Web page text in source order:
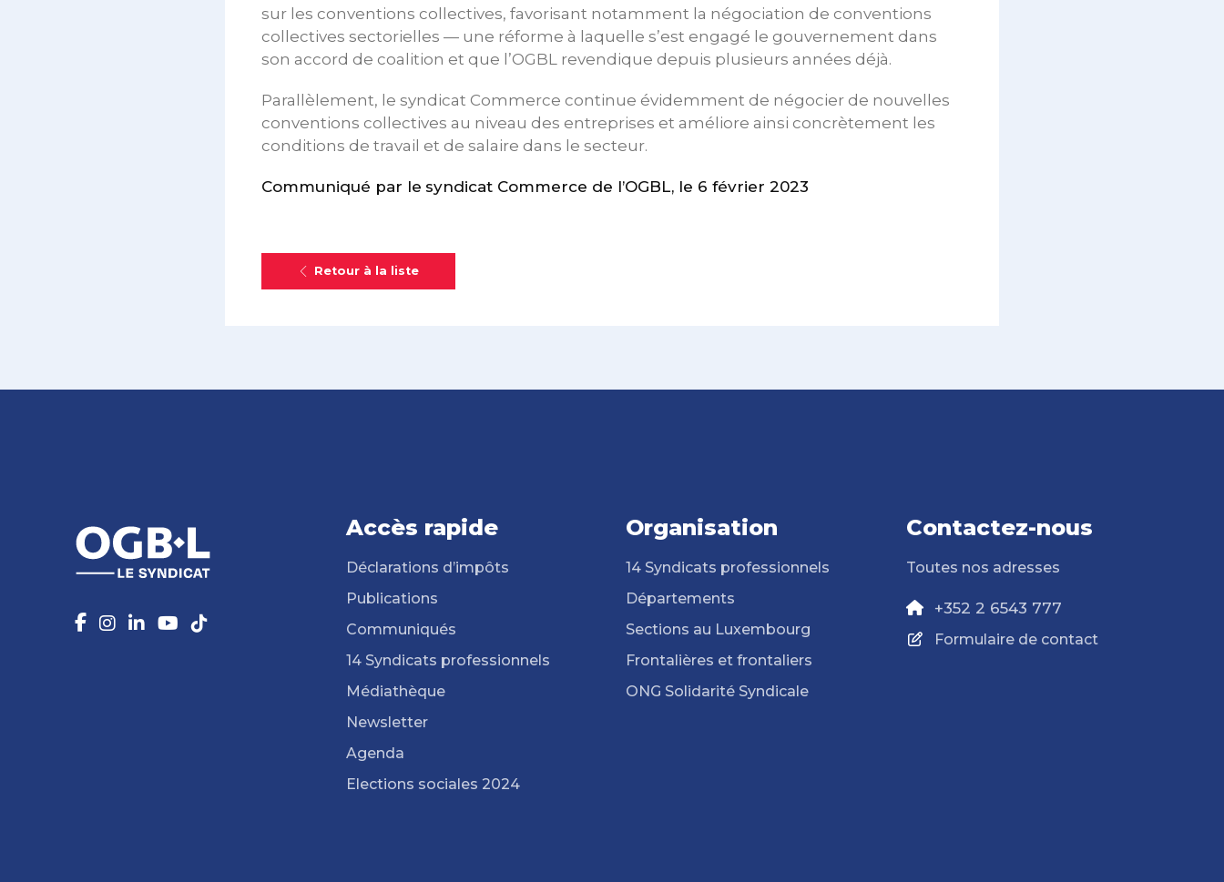
sur les conventions collectives, favorisant notamment la négociation de conventions
collectives sectorielles — une réforme à laquelle s’est engagé le gouvernement dans
son accord de coalition et que l’OGBL revendique depuis plusieurs années déjà.
Parallèlement, le syndicat Commerce continue évidemment de négocier de nouvelles
conventions collectives au niveau des entreprises et améliore ainsi concrètement les
conditions de travail et de salaire dans le secteur.
Communiqué par le syndicat Commerce de l’OGBL, le 6 février 2023
Retour à la liste
Accès rapide
Déclarations d’impôts
Publications
Communiqués
14 Syndicats professionnels
Médiathèque
Newsletter
Agenda
Elections sociales 2024
Organisation
14 Syndicats professionnels
Départements
Sections au Luxembourg
Frontalières et frontaliers
ONG Solidarité Syndicale
Contactez-nous
Toutes nos adresses
+352 2 6543 777
Formulaire de contact